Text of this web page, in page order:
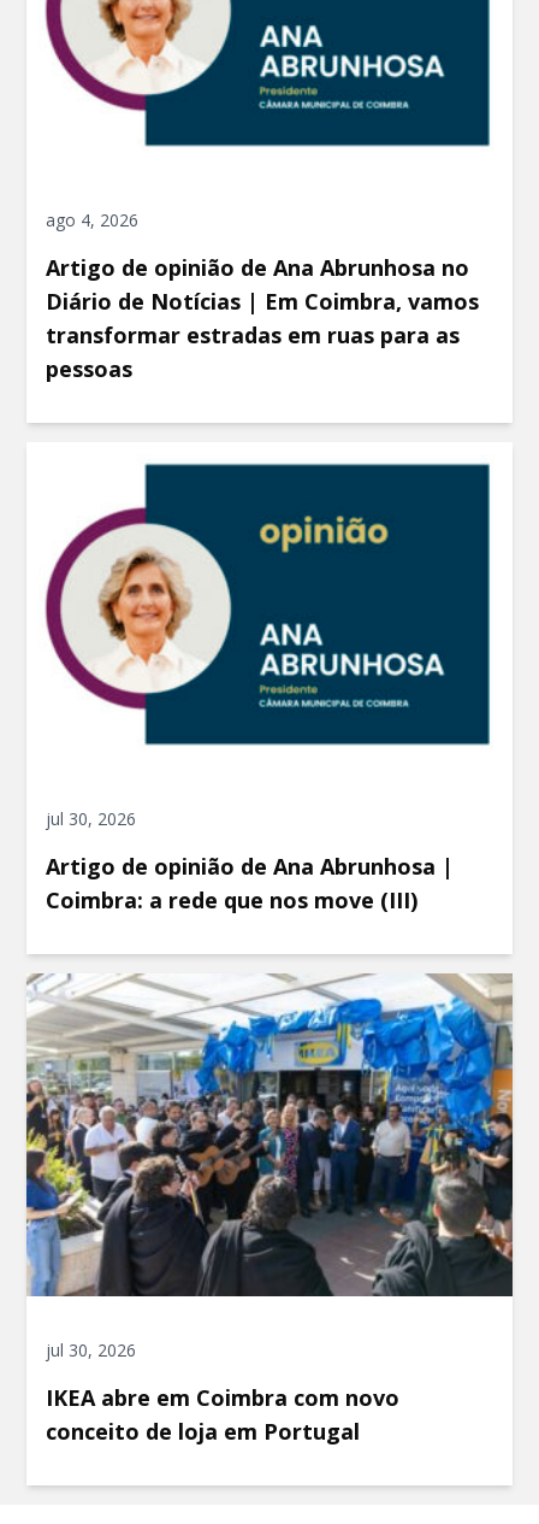
ago 4, 2026
Artigo de opinião de Ana Abrunhosa no
Diário de Notícias | Em Coimbra, vamos
transformar estradas em ruas para as
pessoas
jul 30, 2026
Artigo de opinião de Ana Abrunhosa |
Coimbra: a rede que nos move (III)
jul 30, 2026
IKEA abre em Coimbra com novo
conceito de loja em Portugal